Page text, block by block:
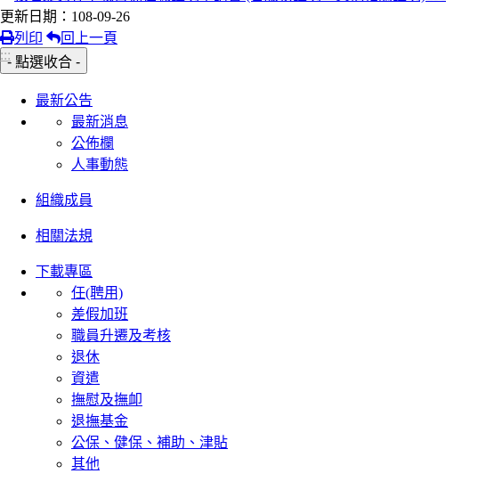
更新日期：108-09-26
列印
回上一頁
:::- 點選收合 -
最新公告
最新消息
公佈欄
人事動態
組織成員
相關法規
下載專區
任(聘用)
差假加班
職員升遷及考核
退休
資遣
撫慰及撫卹
退撫基金
公保、健保、補助、津貼
其他